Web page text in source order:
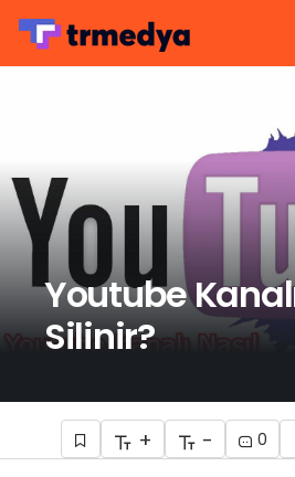
Youtube
Silinir?
+ - 0